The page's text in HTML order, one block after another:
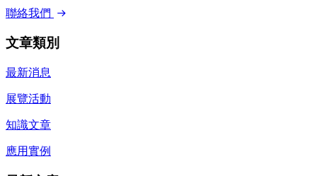
聯絡我們
文章類別
最新消息
展覽活動
知識⽂章
應⽤實例